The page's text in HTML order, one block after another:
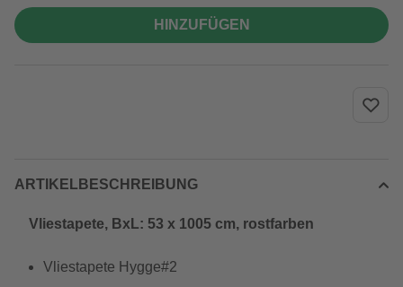
HINZUFÜGEN
ARTIKELBESCHREIBUNG
Vliestapete, BxL: 53 x 1005 cm, rostfarben
Vliestapete Hygge#2